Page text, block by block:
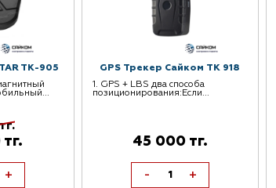
TK-905
+
GPS Трекер Сайком TK 918
1. GPS + LBS два способа
позиционирования:Если...
45 000 тг.
- +